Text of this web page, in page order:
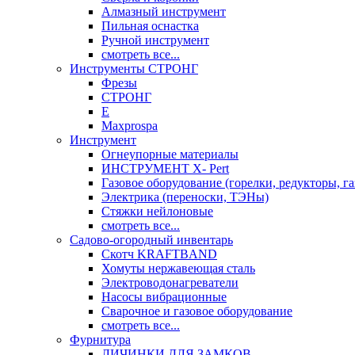
Алмазный инструмент
Пильная оснастка
Ручной инструмент
смотреть все...
Инструменты СТРОНГ
Фрезы
СТРОНГ
Е
Maxprospa
Инструмент
Огнеупорные материалы
ИНСТРУМЕНТ X- Pert
Газовое оборудование (горелки, редукторы,
Электрика (переноски, ТЭНы)
Стяжки нейлоновые
смотреть все...
Садово-огородный инвентарь
Скотч KRAFTBAND
Хомуты нержавеющая сталь
Электроводонагреватели
Насосы вибрационные
Сварочное и газовое оборудование
смотреть все...
Фурнитура